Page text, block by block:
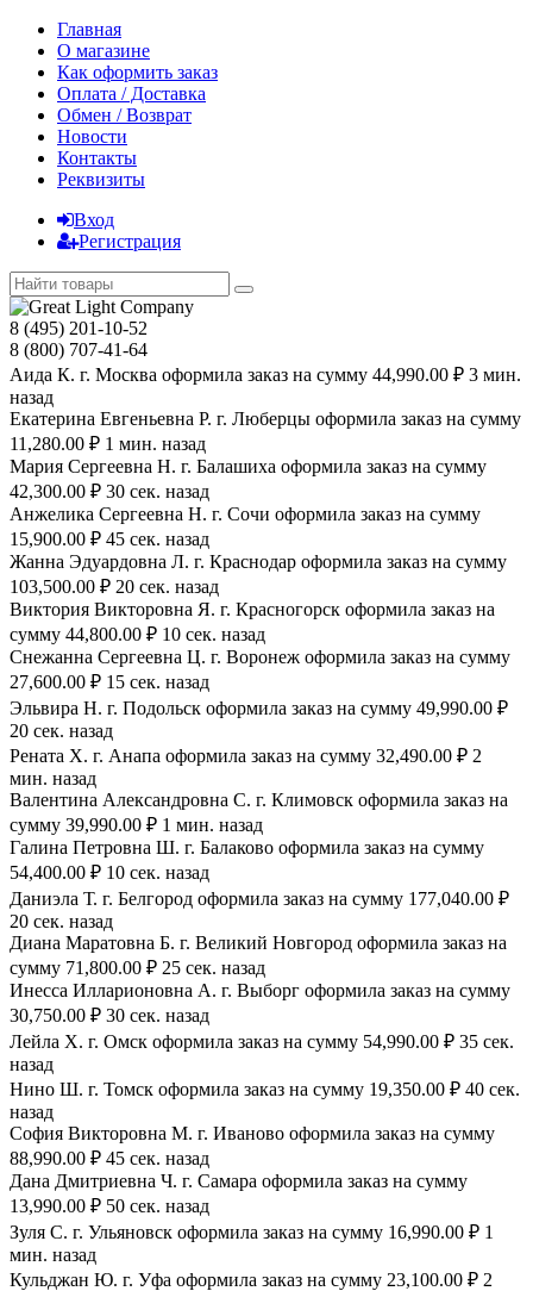
Главная
О магазине
Как оформить заказ
Оплата / Доставка
Обмен / Возврат
Новости
Контакты
Реквизиты
Вход
Регистрация
8 (495) 201-10-52
8 (800) 707-41-64
Аида К. г. Москва оформила заказ на сумму 44,990.00 ₽ 3 мин.
назад
Екатерина Евгеньевна Р. г. Люберцы оформила заказ на сумму
11,280.00 ₽ 1 мин. назад
Мария Сергеевна H. г. Балашиха оформила заказ на сумму
42,300.00 ₽ 30 сек. назад
Анжелика Сергеевна Н. г. Сочи оформила заказ на сумму
15,900.00 ₽ 45 сек. назад
Жанна Эдуардовна Л. г. Краснодар оформила заказ на сумму
103,500.00 ₽ 20 сек. назад
Виктория Викторовна Я. г. Красногорск оформила заказ на
сумму 44,800.00 ₽ 10 сек. назад
Снежанна Сергеевна Ц. г. Воронеж оформила заказ на сумму
27,600.00 ₽ 15 сек. назад
Эльвира Н. г. Подольск оформила заказ на сумму 49,990.00 ₽
20 сек. назад
Рената Х. г. Анапа оформила заказ на сумму 32,490.00 ₽ 2
мин. назад
Валентина Александровна С. г. Климовск оформила заказ на
сумму 39,990.00 ₽ 1 мин. назад
Галина Петровна Ш. г. Балаково оформила заказ на сумму
54,400.00 ₽ 10 сек. назад
Даниэла Т. г. Белгород оформила заказ на сумму 177,040.00 ₽
20 сек. назад
Диана Маратовна Б. г. Великий Новгород оформила заказ на
сумму 71,800.00 ₽ 25 сек. назад
Инесса Илларионовна А. г. Выборг оформила заказ на сумму
30,750.00 ₽ 30 сек. назад
Лейла Х. г. Омск оформила заказ на сумму 54,990.00 ₽ 35 сек.
назад
Нино Ш. г. Томск оформила заказ на сумму 19,350.00 ₽ 40 сек.
назад
София Викторовна М. г. Иваново оформила заказ на сумму
88,990.00 ₽ 45 сек. назад
Дана Дмитриевна Ч. г. Самара оформила заказ на сумму
13,990.00 ₽ 50 сек. назад
Зуля С. г. Ульяновск оформила заказ на сумму 16,990.00 ₽ 1
мин. назад
Кульджан Ю. г. Уфа оформила заказ на сумму 23,100.00 ₽ 2